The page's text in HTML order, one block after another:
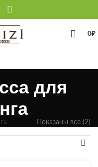
0₽
для
Показаны все (2)